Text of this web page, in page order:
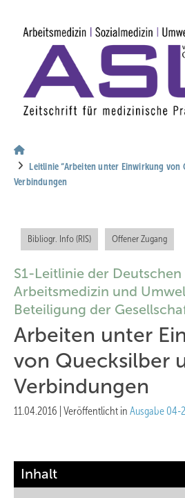
Leitlinie “Arbeiten unter Einwirkung von
Verbindungen
Bibliogr. Info (RIS) Offener Zugang
S1-Leitlinie der
Arbeitsmedizin und
Beteiligung der
Arbeiten unter
von Quecksilber
Verbindungen
11.04.2016 Veröffentlicht in Ausgabe 04-
Inhalt